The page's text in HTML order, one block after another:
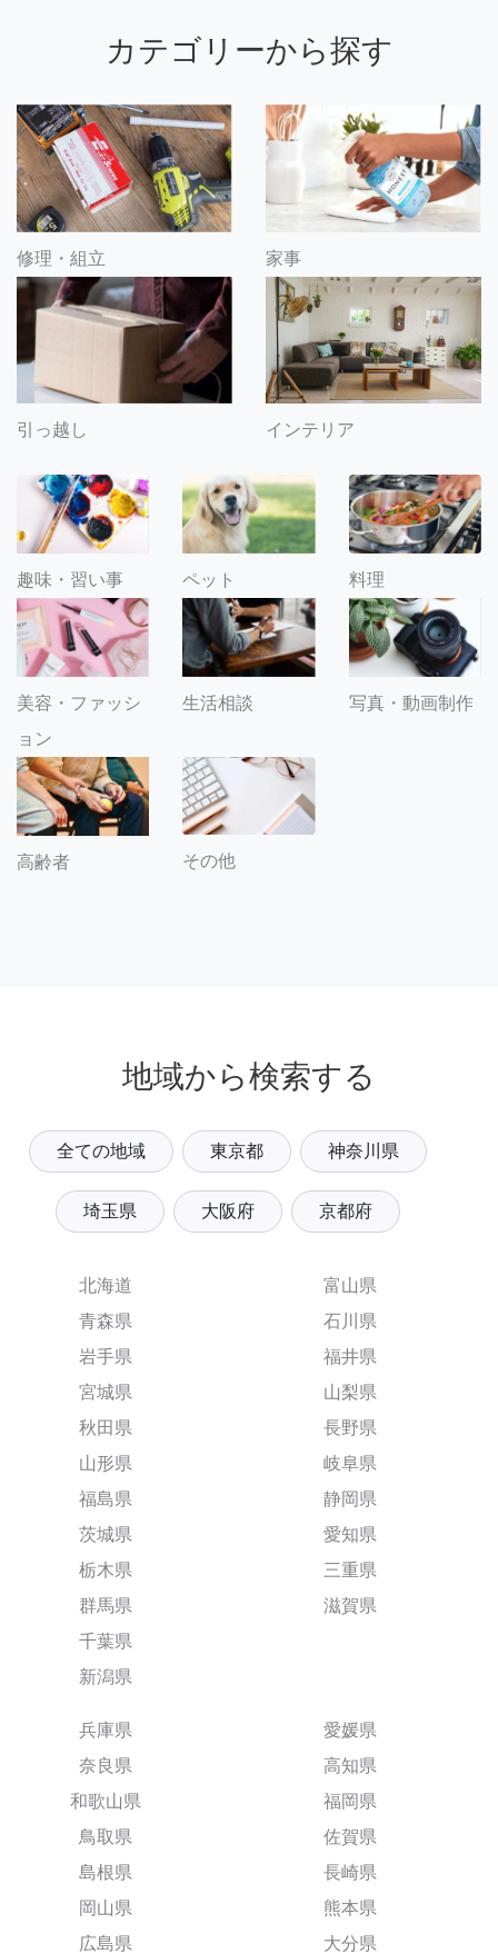
カテゴリーから探す
修理・組立 家事
引っ越し インテリア
趣味・習い事 ペット 料理
美容・ファッシ
ョン
生活相談 写真・動画制作
高齢者 その他
地域から検索する
全ての地域 東京都 神奈川県
埼玉県 大阪府 京都府
北海道
青森県
岩手県
宮城県
秋田県
山形県
福島県
茨城県
栃木県
群馬県
千葉県
新潟県
富山県
石川県
福井県
山梨県
長野県
岐阜県
静岡県
愛知県
三重県
滋賀県
兵庫県
奈良県
和歌山県
鳥取県
島根県
岡山県
広島県
愛媛県
高知県
福岡県
佐賀県
長崎県
熊本県
大分県